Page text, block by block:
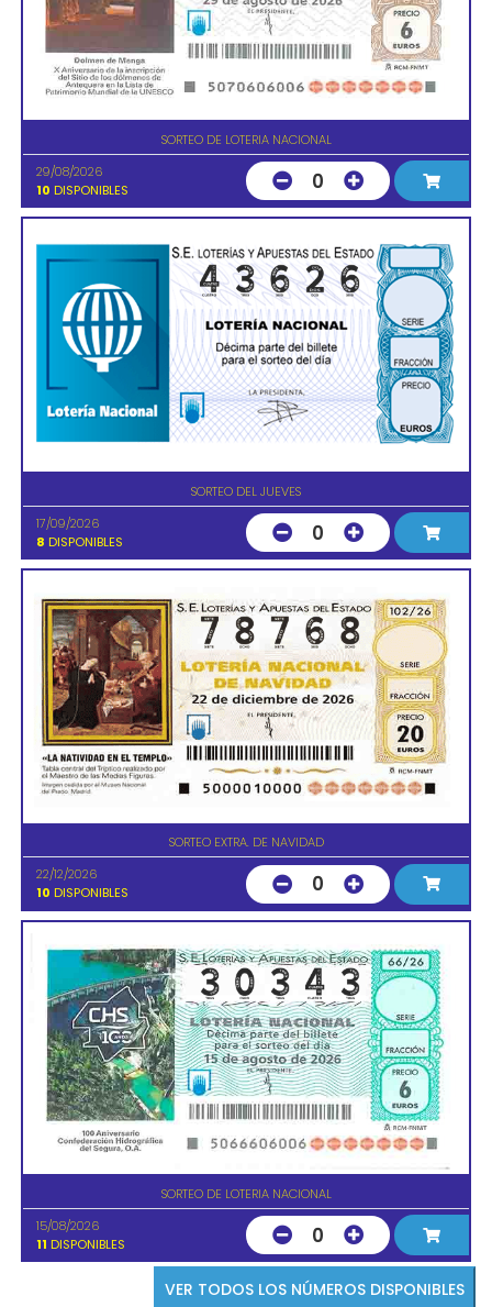
SORTEO DE LOTERIA NACIONAL
29/08/2026
10 DISPONIBLES 0
SORTEO DEL JUEVES
17/09/2026
8 DISPONIBLES 0
SORTEO EXTRA. DE NAVIDAD
22/12/2026
10 DISPONIBLES 0
SORTEO DE LOTERIA NACIONAL
15/08/2026
11 DISPONIBLES 0
VER TODOS LOS NÚMEROS DISPONIBLES